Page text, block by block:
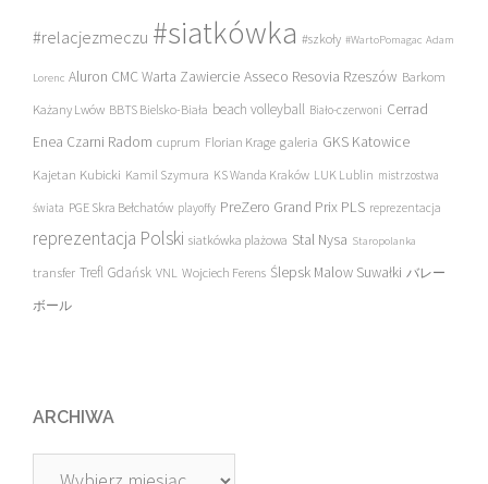
#relacjezmeczu #siatkówka #szkoły #WartoPomagac Adam
Lorenc Aluron CMC Warta Zawiercie Asseco Resovia Rzeszów Barkom
Każany Lwów BBTS Bielsko-Biała beach volleyball Biało-czerwoni Cerrad
Enea Czarni Radom cuprum Florian Krage galeria GKS Katowice
Kajetan Kubicki Kamil Szymura KS Wanda Kraków LUK Lublin mistrzostwa
świata PGE Skra Bełchatów playoffy PreZero Grand Prix PLS reprezentacja
reprezentacja Polski siatkówka plażowa Stal Nysa Staropolanka
transfer Trefl Gdańsk VNL Wojciech Ferens Ślepsk Malow Suwałki バレー
ボール
ARCHIWA
Archiwa